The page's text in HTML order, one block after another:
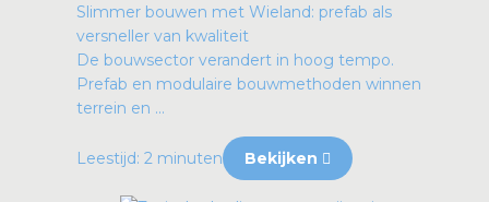
Slimmer bouwen met Wieland: prefab als
versneller van kwaliteit
De bouwsector verandert in hoog tempo.
Prefab en modulaire bouwmethoden winnen
terrein en ...
Leestijd: 2 minuten Bekijken